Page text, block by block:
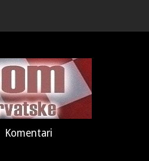
Komentari